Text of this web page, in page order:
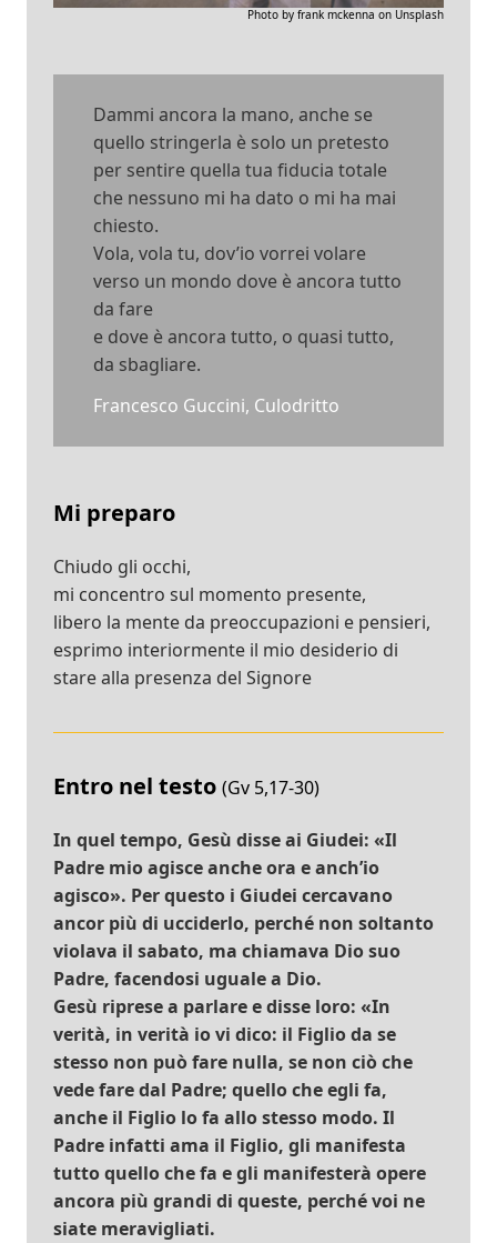
Photo by frank mckenna on Unsplash
Dammi ancora la mano, anche se
quello stringerla è solo un pretesto
per sentire quella tua fiducia totale
che nessuno mi ha dato o mi ha mai
chiesto.
Vola, vola tu, dov’io vorrei volare
verso un mondo dove è ancora tutto
da fare
e dove è ancora tutto, o quasi tutto,
da sbagliare.
Francesco Guccini, Culodritto
Mi preparo
Chiudo gli occhi,
mi concentro sul momento presente,
libero la mente da preoccupazioni e pensieri,
esprimo interiormente il mio desiderio di
stare alla presenza del Signore
Entro nel testo (Gv 5,17-30)
In quel tempo, Gesù disse ai Giudei: «Il
Padre mio agisce anche ora e anch’io
agisco». Per questo i Giudei cercavano
ancor più di ucciderlo, perché non soltanto
violava il sabato, ma chiamava Dio suo
Padre, facendosi uguale a Dio.
Gesù riprese a parlare e disse loro: «In
verità, in verità io vi dico: il Figlio da se
stesso non può fare nulla, se non ciò che
vede fare dal Padre; quello che egli fa,
anche il Figlio lo fa allo stesso modo. Il
Padre infatti ama il Figlio, gli manifesta
tutto quello che fa e gli manifesterà opere
ancora più grandi di queste, perché voi ne
siate meravigliati.